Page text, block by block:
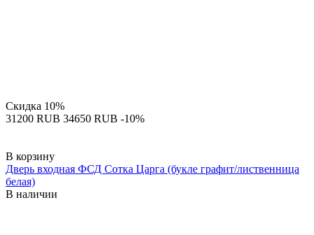
Скидка 10%
‍31200‍ RUB ‍34650‍ RUB -10%
В корзину
Дверь входная ФСД Сотка Царга (букле графит/лиственница
белая)
В наличии